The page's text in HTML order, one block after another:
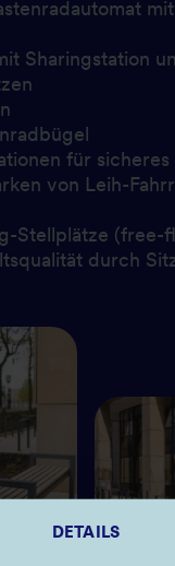
DETAILS
Sharingstation
für sicheres
von Leih-
Stellplätze (free-
durch